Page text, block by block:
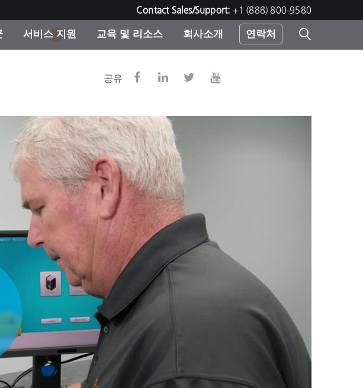
Contact Sales/Support: +1 (888) 800-9580
찾을 수 없나요?
인 스토어
디스플레이 및 프린터
컬러 측정
자 가전제품
페이퍼
재
서비스 지원
코리아 연락
교육 및 리소스
및 감사
다운로드
리소스
회사소개 연락처
1
공유